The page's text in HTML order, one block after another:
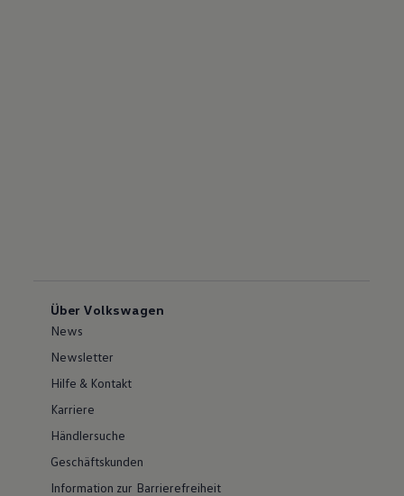
Über Volkswagen
News
Newsletter
Hilfe & Kontakt
Karriere
Händlersuche
Geschäftskunden
Information zur Barrierefreiheit